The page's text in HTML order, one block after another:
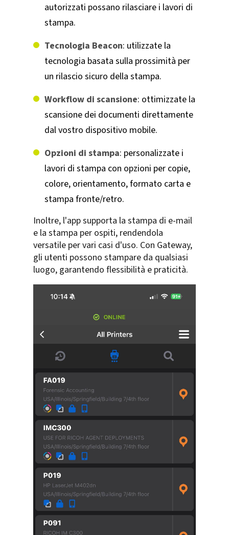
autorizzati possano rilasciare i lavori di
stampa.
Tecnologia Beacon: utilizzate la
tecnologia basata sulla prossimità per
un rilascio sicuro della stampa.
Workflow di scansione: ottimizzate la
scansione dei documenti direttamente
dal vostro dispositivo mobile.
Opzioni di stampa: personalizzate i
lavori di stampa con opzioni per copie,
colore, orientamento, formato carta e
stampa fronte/retro.
Inoltre, l'app supporta la stampa di e-mail
e la stampa per ospiti, rendendola
versatile per vari casi d'uso. Con Gateway,
gli utenti possono stampare da qualsiasi
luogo, garantendo flessibilità e praticità.